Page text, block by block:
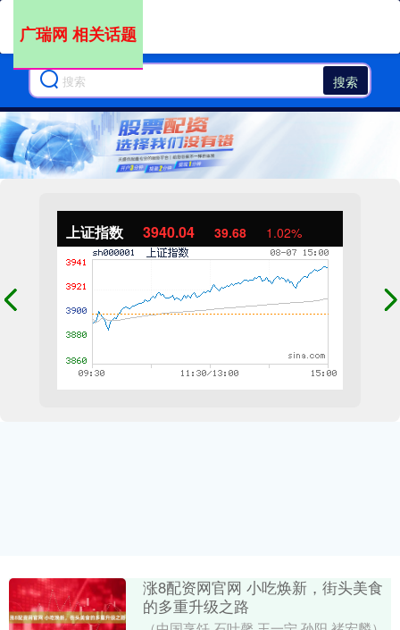
搜索
上证指数 3940.04 39.68 1.02%
广瑞网 相关话题
涨8配资网官网 小吃焕新，街头美食
的多重升级之路